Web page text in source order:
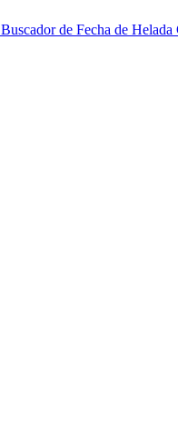
Buscador de Fecha de Helada